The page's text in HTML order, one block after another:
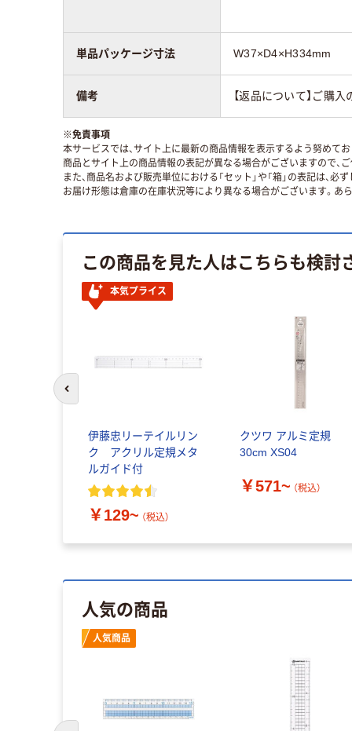
単品パッケージ寸法 W37×D4×H334mm
備考 【返品について】ご購
※免責事項
本サービスでは、サイト上に最新の商品情報を表示するよう努めてお
商品とサイト上の商品情報の表記が異なる場合がございますので、
また、商品名および販売単位における「セット」や「箱」の表記は、
お届け形態は倉庫の在庫状況等により異なる場合がございます。あ
この商品を見た人はこちらも検討
本気プライス
伊藤忠リーテイルリン
ク アクリル定規メタ
ルガイド付
￥129~ （税込）
クツワ アルミ定規
30cm XS04
￥571~ （税込）
人気の商品
人気商品